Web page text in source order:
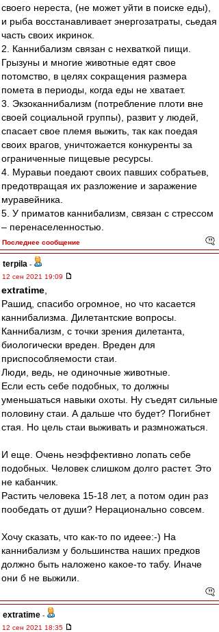
своего нереста, (не может уйти в поиске еды),
и рыба восстанавливает энергозатраты, сьедая
часть своих икринок.
2. Каннибализм связан с нехваткой пищи.
Грызуны и многие животные едят свое
потомство, в целях сокращения размера
помета в периоды, когда еды не хватает.
3. Экзоканнибализм (потребление плоти вне
своей социальной группы), развит у людей,
спасает свое племя выжить, так как поедая
своих врагов, уничтожается конкуренты за
ограниченные пищевые ресурсы.
4. Муравьи поедают своих павших собратьев,
предотвращая их разложение и заражение
муравейника.
5. У приматов каннибализм, связан с стрессом
– перенаселенностью.
Последнее сообщение
terpila -
12 сен 2021 19:09
extratime
Рашид, спасибо огромное, но что касается
каннибализма. Дилетантские вопросы.
Каннибализм, с точки зрения дилетанта,
биологически вреден. Вреден для
приспособляемости стаи.
Люди, ведь, не одиночные животные.
Если есть себе подобных, то должны
уменьшаться навыки охоты. Ну съедят сильные
половину стаи. А дальше что будет? Погибнет
стая. Но цель стаи выживать и размножаться.
И еще. Очень неэффективно лопать себе
подобных. Человек слишком долго растет. Это
не кабанчик.
Растить человека 15-18 лет, а потом один раз
пообедать от души? Нерационально совсем.
Хочу сказать, что как-то по идеее:-) На
каннибализм у большинства наших предков
должно быть наложено какое-то табу. Иначе
они б не выжили.
extratime -
12 сен 2021 18:35